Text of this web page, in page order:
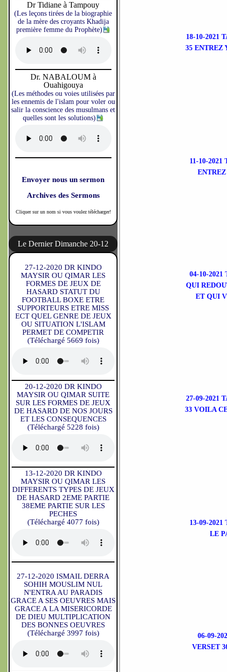
Dr Tidiane à Tampouy
(Les leçons tirées de la biographie
de la mère des croyants Khadija
première femme du Prophète)
Dr. NABALOUM à
Ouahigouya
(Les méthodes ou voies utilisées par
les ennemis de l'islam pour voler ou
salir la conscience des musulmans et
quelles sont les solutions)
Envoyer nous un sermon
Archives des Sermons
Cliquer sur un nom si vous voulez télécharger!
Le Dernier Dimanche 20-12
27-12-2020 DR KINDO
MAYSIR OU QIMAR LES
FORMES DE JEUX DE
HASARD STATUT DU
FOOTBALL BOXE ETRE
SUPPORTEURS ETRE MISS
ECT QUEL GENRE DE JEUX
OU SITUATION L'ISLAM
PERMET DE COMPETIR
(Téléchargé 5669 fois)
20-12-2020 DR KINDO
MAYSIR OU QIMAR SUITE
SUR LES FORMES DE JEUX
DE HASARD DE NOS JOURS
ET LES CONSEQUENCES
(Téléchargé 5228 fois)
13-12-2020 DR KINDO
MAYSIR OU QIMAR LES
DIFFERENTS TYPES DE JEUX
DE HASARD 2EME PARTIE
38EME PARTIE SUR LES
PECHES
(Téléchargé 4077 fois)
27-12-2020 ISMAIL DERRA
SOHIH MOUSLIM NUL
N'ENTRA AU PARADIS
GRACE A SES OEUVRES MAIS
GRACE A LA MISERICORDE
DE DIEU MULTIPLICATION
DES BONNES OEUVRES
(Téléchargé 3997 fois)
18-10-2021
35 ENTREZ
11-10-
04-10-
QUI
ET QUI
27-09-2021
33 VOILA
13-09-
LE
06-09-
VERSET